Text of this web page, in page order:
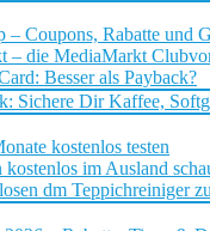
– Coupons, Rabatte und
– die MediaMarkt
Besser als Payback?
Sichere Dir Kaffee,
kostenlos testen
kostenlos im Ausland
dm Teppichreiniger